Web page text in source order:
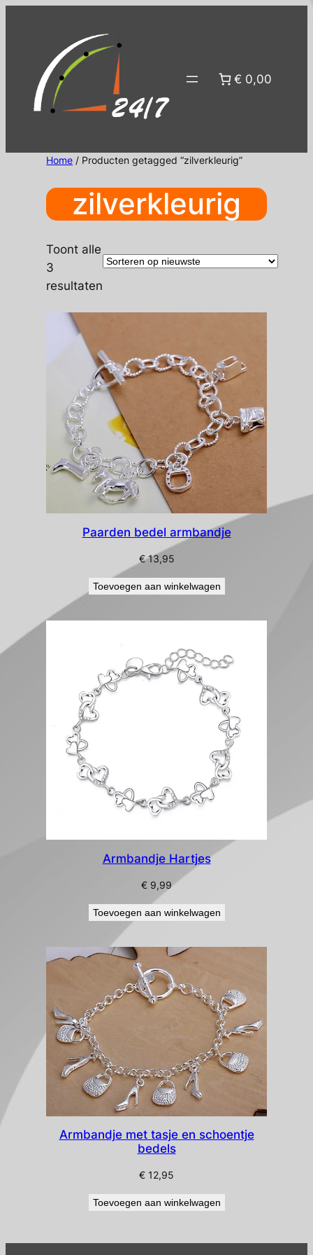
€ 0,00
Home / Producten getagged “zilverkleurig”
zilverkleurig
Toont alle
3
resultaten
Paarden bedel armbandje
€13,95
Toevoegen aan winkelwagen
Armbandje Hartjes
€ 9,99
Toevoegen aan winkelwagen
Armbandje met tasje en schoentje
bedels
€ 12,95
Toevoegen aan winkelwagen